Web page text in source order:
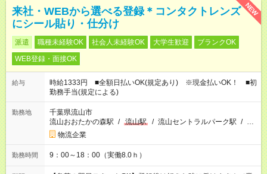
NEW
来社・WEBから選べる登録＊コンタクトレンズ
にシール貼り・仕分け
派遣 職種未経験OK 社会人未経験OK 大学生歓迎
ブランクOK
WEB登録・面接OK
給与
時給1333円 ■全額日払いOK(規定あり) ※現金払いOK！ ■初
勤務手当(規定による)
勤務地
千葉県流山市
流山おおたかの森駅 / 流山駅 / 流山セントラルパーク駅 / …
物流企業
勤務時間 9：00～18：00（実働8.0ｈ）